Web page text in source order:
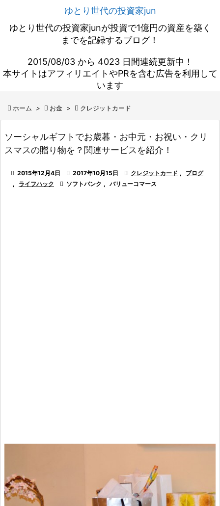
ゆとり世代の投資家jun
ゆとり世代の投資家junが投資で1億円の資産を築く
までを記録するブログ！
2015/08/03 から 4023 日間連続更新中！
本サイトはアフィリエイトやPRを含む広告を利用して
います
 ホーム >  お金 >  クレジットカード
ソーシャルギフトでお歳暮・お中元・お祝い・クリ
スマスの贈り物を？関連サービスを紹介！
 2015年12月4日  2017年10月15日  クレジットカード ,
ブログ
,
ライフハック  ソフトバンク , バリューコマース